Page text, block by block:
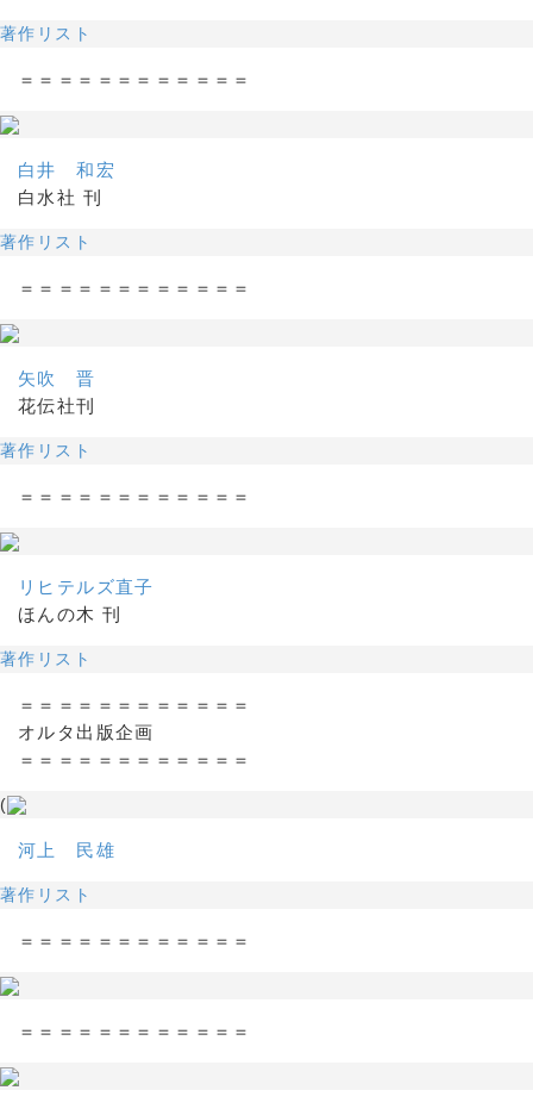
著作リスト
＝＝＝＝＝＝＝＝＝＝＝＝
白井 和宏
白水社 刊
著作リスト
＝＝＝＝＝＝＝＝＝＝＝＝
矢吹 晋
花伝社刊
著作リスト
＝＝＝＝＝＝＝＝＝＝＝＝
リヒテルズ直子
ほんの木 刊
著作リスト
＝＝＝＝＝＝＝＝＝＝＝＝
オルタ出版企画
＝＝＝＝＝＝＝＝＝＝＝＝
(
河上 民雄
著作リスト
＝＝＝＝＝＝＝＝＝＝＝＝
＝＝＝＝＝＝＝＝＝＝＝＝